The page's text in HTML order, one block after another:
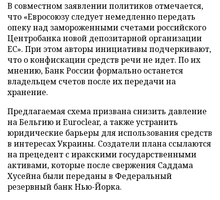
В совместном заявлении политиков отмечается,
что «Евросоюзу следует немедленно передать
опеку над замороженными счетами российского
Центробанка новой депозитарной организации
ЕС». При этом авторы инициативы подчеркивают,
что о конфискации средств речи не идет. По их
мнению, Банк России формально останется
владельцем счетов после их передачи на
хранение.
Предлагаемая схема призвана снизить давление
на Бельгию и Euroclear, а также устранить
юридические барьеры для использования средств
в интересах Украины. Создатели плана ссылаются
на прецедент с иракскими государственными
активами, которые после свержения Саддама
Хусейна были переданы в Федеральный
резервный банк Нью-Йорка.